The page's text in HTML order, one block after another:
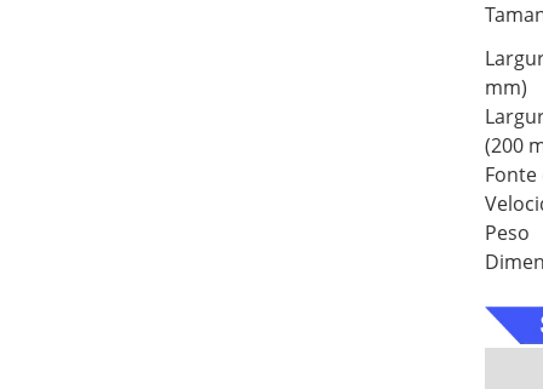
mm)
(200
Fonte
Peso